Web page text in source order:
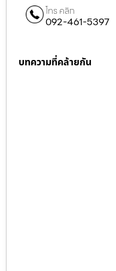
โทร คลิก
092-461-5397
บทความที่คล้ายกัน